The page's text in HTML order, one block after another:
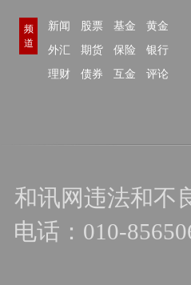
频
道
新闻 股票 基金
黄金
外汇
期货 保险
银行
理财
债券 互金 评论
和讯网违法和不
电话：010-